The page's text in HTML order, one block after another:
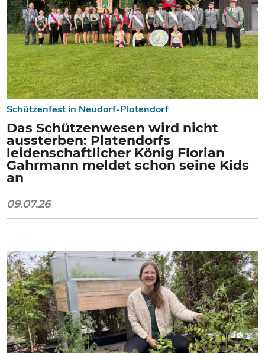
Schützenfest in Neudorf-Platendorf
Das Schützenwesen wird nicht
aussterben: Platendorfs
leidenschaftlicher König Florian
Gahrmann meldet schon seine Kids
an
09.07.26